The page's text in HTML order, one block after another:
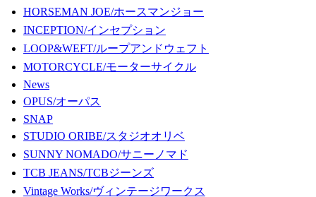
HORSEMAN JOE/ホースマンジョー
INCEPTION/インセプション
LOOP&WEFT/ループアンドウェフト
MOTORCYCLE/モーターサイクル
News
OPUS/オーパス
SNAP
STUDIO ORIBE/スタジオオリベ
SUNNY NOMADO/サニーノマド
TCB JEANS/TCBジーンズ
Vintage Works/ヴィンテージワークス